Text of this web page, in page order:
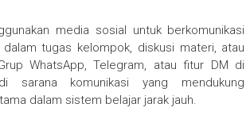
media sosial untuk berkomunikasi
tugas kelompok, diskusi materi, atau
WhatsApp, Telegram, atau fitur DM di
sarana komunikasi yang mendukung
dalam sistem belajar jarak jauh.